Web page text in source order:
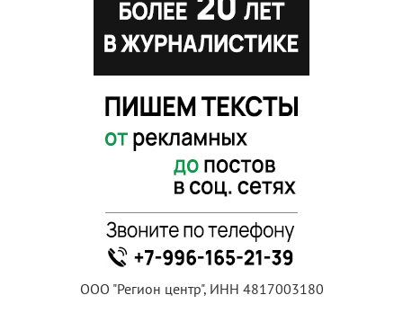
ООО "Регион центр", ИНН 4817003180